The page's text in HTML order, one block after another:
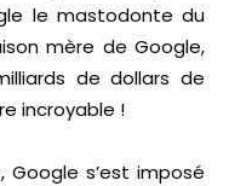
le mastodonte du
mère de Google,
de dollars de
incroyable !
Google s’est imposé